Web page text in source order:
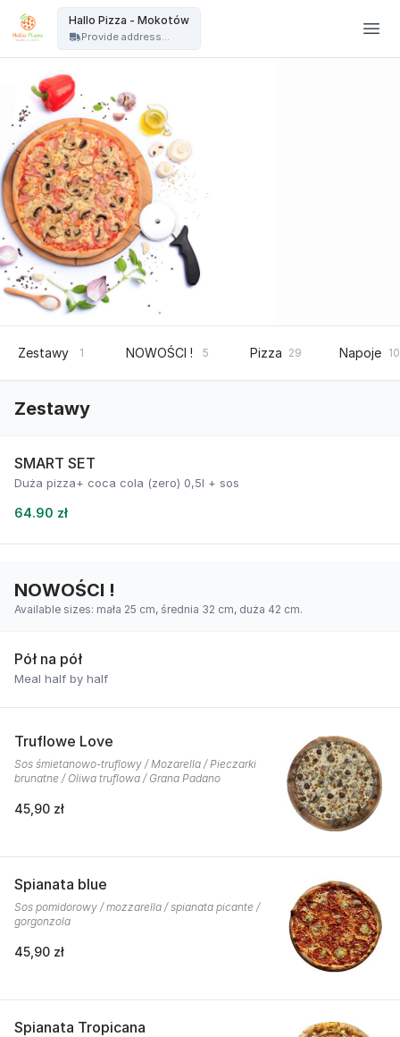
Hallo Pizza - Mokotów
Provide address...
Zestawy 1 NOWOŚCI ! 5 Pizza 29 Napoje 10
Zestawy
SMART SET
Duża pizza+ coca cola (zero) 0,5l + sos
64.90 zł
NOWOŚCI !
Available sizes: mała 25 cm, średnia 32 cm, duża 42 cm.
Pół na pół
Meal half by half
Truflowe Love
Sos śmietanowo-truflowy / Mozarella / Pieczarki
brunatne / Oliwa truflowa / Grana Padano
45,90 zł
Spianata blue
Sos pomidorowy / mozzarella / spianata picante /
gorgonzola
45,90 zł
Spianata Tropicana